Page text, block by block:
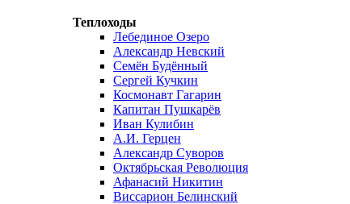
Теплоходы
Лебединое Озеро
Александр Невский
Семён Будённый
Сергей Кучкин
Космонавт Гагарин
Капитан Пушкарёв
Иван Кулибин
А.И. Герцен
Александр Суворов
Октябрьская Революция
Афанасий Никитин
Виссарион Белинский